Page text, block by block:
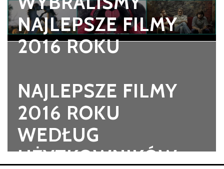
NAJLEPSZE FILMY
2016 ROKU
NAJLEPSZE FILMY
2016 ROKU
WEDŁUG
UŻYTKOWNIKÓW